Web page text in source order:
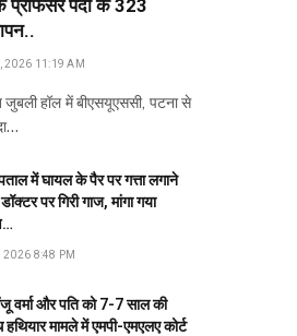
पदों के 323
2026 11:19 AM
जुबली हॉल में बीएसयूएससी, पटना से
में घायल के पैर पर गत्ता लगाने
पर गिरी गाज, मांगा गया
2026 8:48 PM
वर्मा और पति को 7-7 साल की
मामले में एमपी-एमएलए कोर्ट